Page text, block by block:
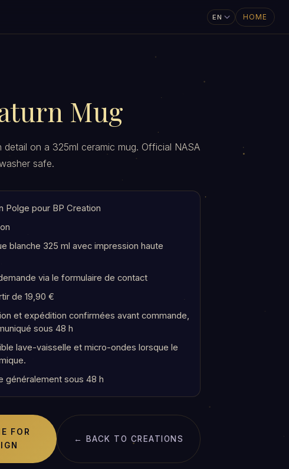
HOME
Mug
detail on a 325ml ceramic mug. Official NASA
safe.
Polge pour BP Creation
blanche 325 ml avec impression haute
via le formulaire de contact
de 19,90 €
et expédition confirmées avant commande,
sous 48 h
lave-vaisselle et micro-ondes lorsque le
généralement sous 48 h
FOR
← BACK TO CREATIONS